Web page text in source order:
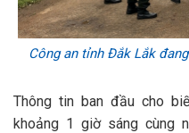
Công an tỉnh Đắk Lắk
Thông tin ban đầu cho
khoảng 1 giờ sáng cùng